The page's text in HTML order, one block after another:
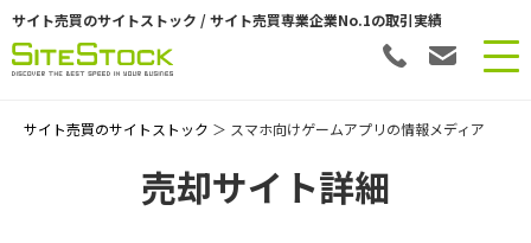
サイト売買のサイトストック / サイト売買専業企業No.1の取引実績
サイト売買のサイトストック ＞ スマホ向けゲームアプリの情報メディア
売却サイト詳細